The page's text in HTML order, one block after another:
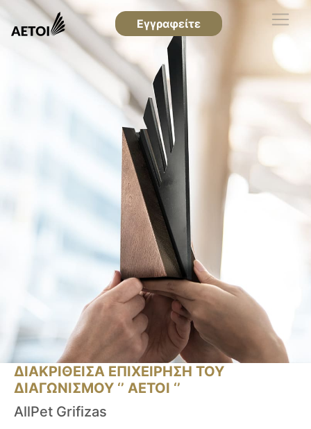
Εγγραφείτε
ΔΙΑΚΡΙΘΕΙΣΑ ΕΠΙΧΕΙΡΗΣΗ ΤΟΥ
ΔΙΑΓΩΝΙΣΜΟΥ ‘’ ΑΕΤΟΙ ‘’
AllPet Grifizas